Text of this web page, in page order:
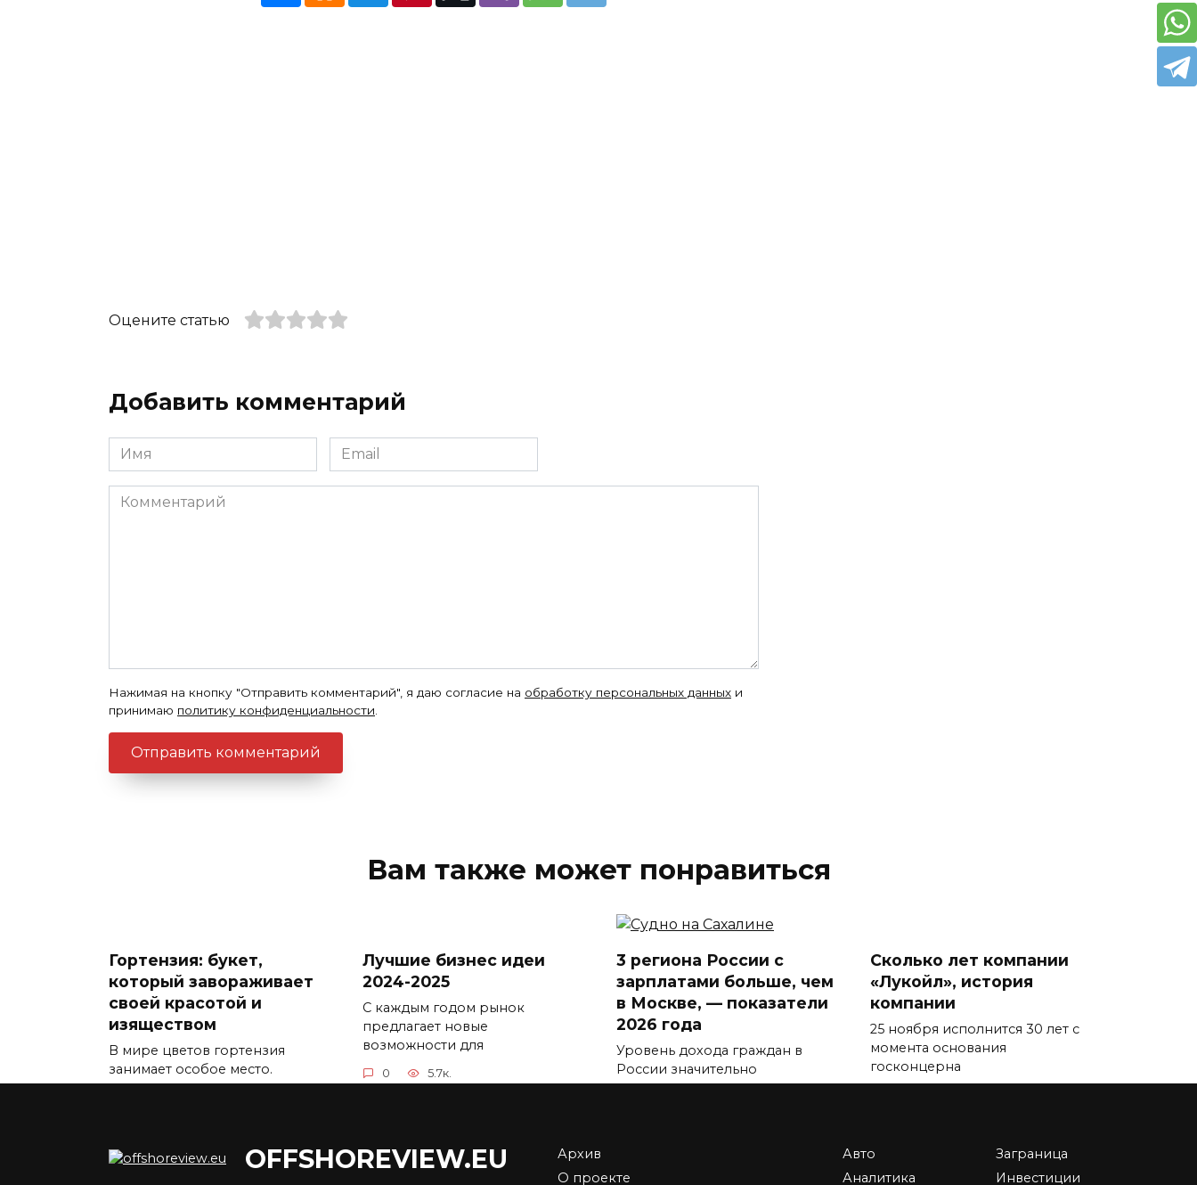
Оцените статью
Добавить комментарий
Имя
*
Email
*
Комментарий
Нажимая на кнопку "Отправить комментарий", я даю согласие на обработку персональных данных и
принимаю политику конфиденциальности.
Вам также может понравиться
Гортензия: букет,
который завораживает
своей красотой и
изяществом
В мире цветов гортензия
занимает особое место.
Лучшие бизнес идеи
2024-2025
С каждым годом рынок
предлагает новые
возможности для
0 5.7к.
3 региона России с
зарплатами больше, чем
в Москве, — показатели
2026 года
Уровень дохода граждан в
России значительно
отличается
Сколько лет компании
«Лукойл», история
компании
25 ноября исполнится 30 лет с
момента основания
госконцерна
OFFSHOREVIEW.EU
Архив
О проекте
Авто
Аналитика
Заграница
Инвестиции